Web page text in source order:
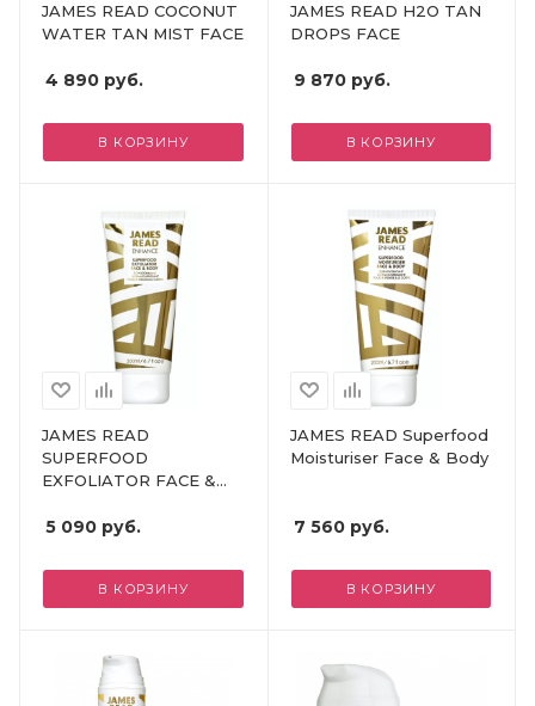
JAMES READ COCONUT
WATER TAN MIST FACE
4 890 руб.
В КОРЗИНУ
JAMES READ H2O TAN
DROPS FACE
9 870руб.
В КОРЗИНУ
JAMES READ
SUPERFOOD
EXFOLIATOR FACE &
5 090 руб.
В КОРЗИНУ
JAMES READ Superfood
Moisturiser Face & Body
7 560руб.
В КОРЗИНУ